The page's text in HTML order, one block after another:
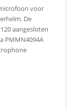
voor
De
aangesloten
PMMN4094A